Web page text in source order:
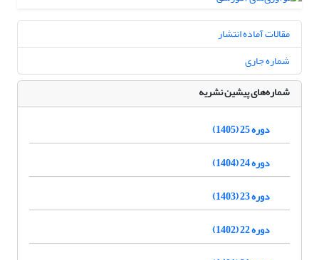
مقالات آماده انتشار
شماره جاری
شماره‌های پیشین نشریه
دوره 25 (1405)
دوره 24 (1404)
دوره 23 (1403)
دوره 22 (1402)